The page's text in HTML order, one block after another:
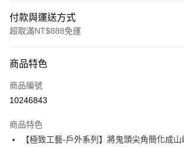
付款與運送方式
超取滿NT$888免運
信用卡一次付款
超商取貨付款
Apple Pay
商品特色
商品編號
10246843
商品特色
【極致工藝-戶外系列】將鬼頭尖角簡化成